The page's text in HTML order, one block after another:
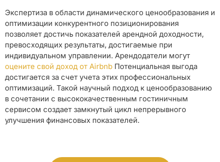
Экспертиза в области динамического ценообразования и
оптимизации конкурентного позиционирования
позволяет достичь показателей арендной доходности,
превосходящих результаты, достигаемые при
индивидуальном управлении. Арендодатели могут
оцените свой доход от Airbnb Потенциальная выгода
достигается за счет учета этих профессиональных
оптимизаций. Такой научный подход к ценообразованию
в сочетании с высококачественным гостиничным
сервисом создает замкнутый цикл непрерывного
улучшения финансовых показателей.